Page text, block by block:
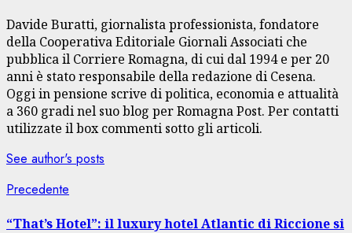
Davide Buratti, giornalista professionista, fondatore
della Cooperativa Editoriale Giornali Associati che
pubblica il Corriere Romagna, di cui dal 1994 e per 20
anni è stato responsabile della redazione di Cesena.
Oggi in pensione scrive di politica, economia e attualità
a 360 gradi nel suo blog per Romagna Post. Per contatti
utilizzate il box commenti sotto gli articoli.
See author's posts
Navigazione
articolo
Precedente
“That’s Hotel”: il luxury hotel Atlantic di Riccione si